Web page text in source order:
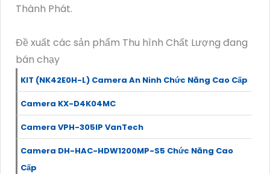
Thành Phát.
Đề xuất các sản phẩm Thu hình Chất Lượng đang
bán chạy
KIT (NK42E0H-L) Camera An Ninh Chức Năng Cao Cấp
Camera KX-D4K04MC
Camera VPH-305IP VanTech
Camera DH-HAC-HDW1200MP-S5 Chức Năng Cao
Cấp